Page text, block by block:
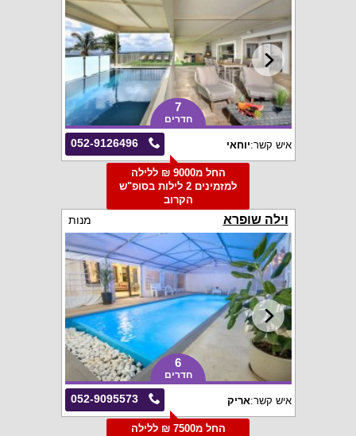
7
חדרים
052-9126496 איש קשר:יוחאי
החל מ9000 ₪ ללילה
למזמינים 2 לילות בסופ"ש
הקרוב
וילה שופרא מנות
6
חדרים
052-9095573 איש קשר:אריק
החל מ7500 ₪ ללילה